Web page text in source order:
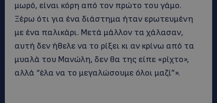
μωρό, είναι κόρη από τον πρώτο του γάμο.
Ξέρω ότι για ένα διάστημα ήταν ερωτευμένη
με ένα παλικάρι. Μετά μάλλον τα χάλασαν,
αυτή δεν ήθελε να το ρίξει κι αν κρίνω από τα
μυαλά του Μανώλη, δεν θα της είπε «ρίχτο»,
αλλά “έλα να το μεγαλώσουμε όλοι μαζί”».